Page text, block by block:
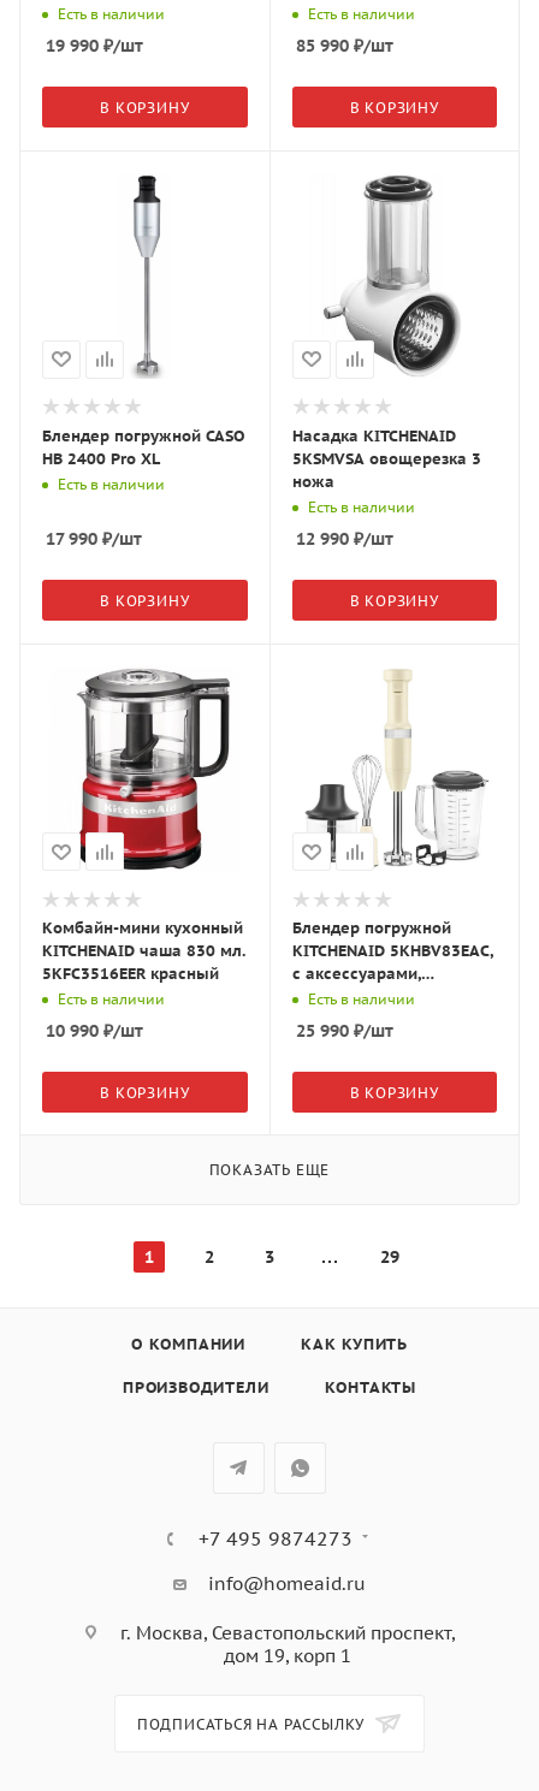
черный
Есть в наличии
19 990 ₽/шт
В КОРЗИНУ
откидным блоком,
фисташковый
Есть в наличии
85 990₽/шт
В КОРЗИНУ
Блендер погружной CASO
HB 2400 Pro XL
Есть в наличии
17 990 ₽/шт
В КОРЗИНУ
Насадка KITCHENAID
5KSMVSA овощерезка 3
ножа
Есть в наличии
12 990₽/шт
В КОРЗИНУ
Комбайн-мини кухонный
KITCHENAID чаша 830 мл.
5KFC3516EER красный
Есть в наличии
10 990 ₽/шт
В КОРЗИНУ
Блендер погружной
KITCHENAID 5KHBV83EAC,
с аксессуарами,
кремовый
Есть в наличии
25 990₽/шт
В КОРЗИНУ
ПОКАЗАТЬ ЕЩЕ
1 2 3 29
О КОМПАНИИ КАК КУПИТЬ
ПРОИЗВОДИТЕЛИ КОНТАКТЫ
+7 495 9874273
info@homeaid.ru
г. Москва, Севастопольский проспект,
дом 19, корп 1
ПОДПИСАТЬСЯ НА РАССЫЛКУ